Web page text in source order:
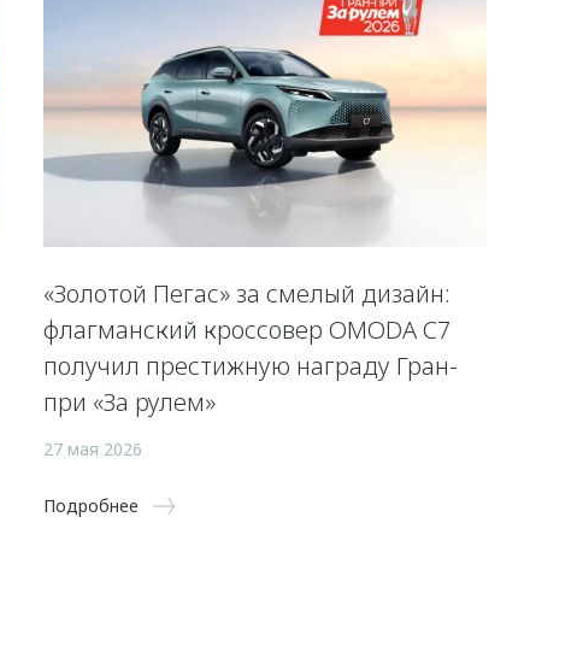
«Золотой Пегас» за смелый дизайн:
флагманский кроссовер OMODA C7
получил престижную награду Гран-
при «За рулем»
27 мая 2026
Подробнее